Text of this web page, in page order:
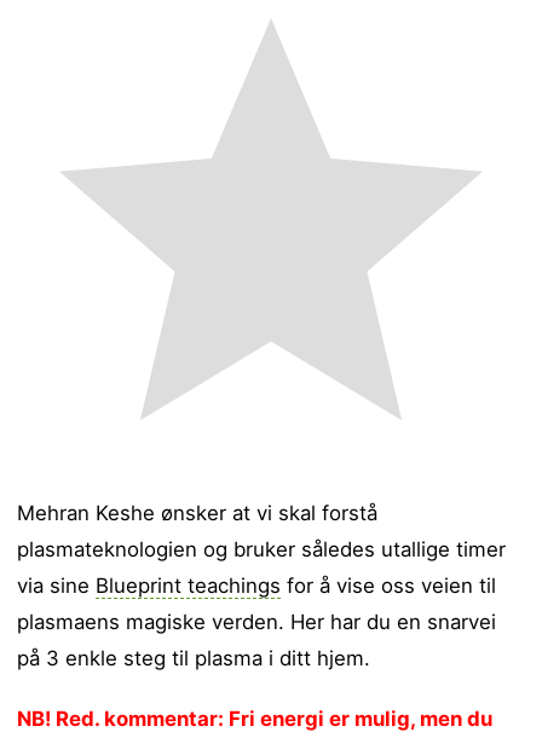
Mehran Keshe ønsker at vi skal forstå
plasmateknologien og bruker således utallige timer
via sine Blueprint teachings for å vise oss veien til
plasmaens magiske verden. Her har du en snarvei
på 3 enkle steg til plasma i ditt hjem.
NB! Red. kommentar: Fri energi er mulig, men du